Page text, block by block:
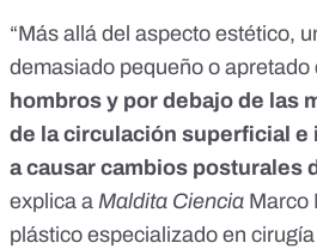
“Más allá del aspecto estético,
demasiado pequeño o apretado
hombros y por debajo de las
de la circulación superficial
a causar cambios posturales
explica a Maldita Ciencia Marco
plástico especializado en